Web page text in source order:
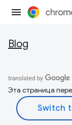
Blog
Эта страница